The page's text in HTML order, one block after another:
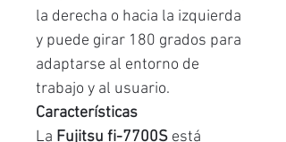
la derecha o hacia la izquierda
y puede girar 180 grados para
adaptarse al entorno de
trabajo y al usuario.
Características
La Fujitsu fi-7700S está